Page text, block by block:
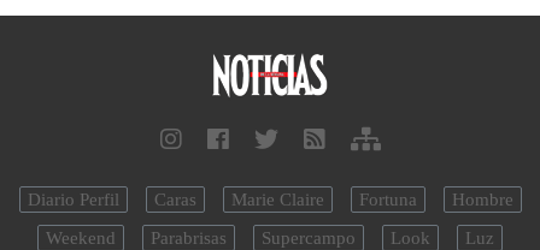
Diario Perfil Caras Marie Claire Fortuna
Hombre
Weekend
Parabrisas Supercampo Look
Luz